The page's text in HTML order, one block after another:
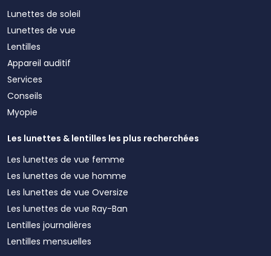
Lunettes de soleil
Lunettes de vue
Lentilles
Appareil auditif
Services
Conseils
Myopie
Les lunettes & lentilles les plus recherchées
Les lunettes de vue femme
Les lunettes de vue homme
Les lunettes de vue Oversize
Les lunettes de vue Ray-Ban
Lentilles journalières
Lentilles mensuelles